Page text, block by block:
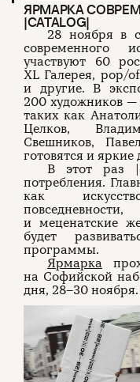
ЯРМАРКА
|CATALOG|
28 ноября в
современного
участвуют 60
XL Галерея, pop/
и другие. В
200 художников —
таких как
Целков,
Свешников,
готовятся и яркие
В этот раз
потребления.
как
и меценатские
будет
программы.
Ярмарка
на Софийской
дня, 28–30